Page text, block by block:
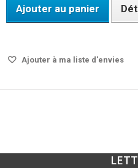
Ajouter au panier
Ajouter à ma liste d'envies